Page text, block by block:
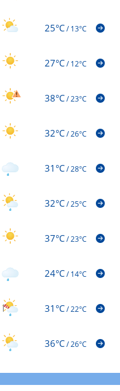
25°C/13°C
27°C/12°C
38°C/23°C
32°C/26°C
31°C/28°C
32°C/25°C
37°C/23°C
24°C/14°C
31°C/22°C
36°C/26°C